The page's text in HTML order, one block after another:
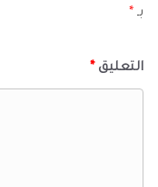
بـ *
التعليق *